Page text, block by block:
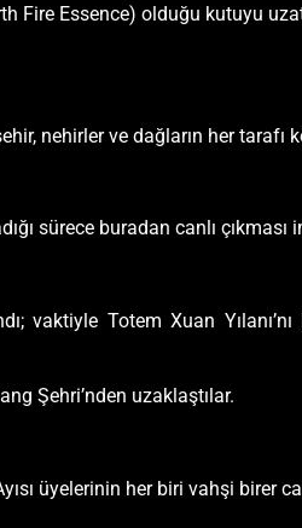
Fire Essence) olduğu kutuyu
nehirler ve dağların her tarafı
sürece buradan canlı çıkması
Totem Xuan
Şehri’nden uzaklaştılar.
üyelerinin her biri vahşi birer